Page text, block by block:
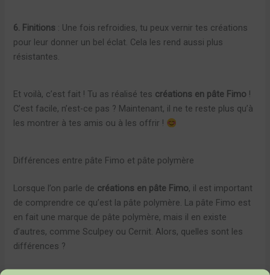
6. Finitions : Une fois refroidies, tu peux vernir tes créations
pour leur donner un bel éclat. Cela les rend aussi plus
résistantes.
Et voilà, c’est fait ! Tu as réalisé tes créations en pâte Fimo !
C’est facile, n’est-ce pas ? Maintenant, il ne te reste plus qu’à
les montrer à tes amis ou à les offrir !
Différences entre pâte Fimo et pâte polymère
Lorsque l’on parle de créations en pâte Fimo, il est important
de comprendre ce qu’est la pâte polymère. La pâte Fimo est
en fait une marque de pâte polymère, mais il en existe
d’autres, comme Sculpey ou Cernit. Alors, quelles sont les
différences ?